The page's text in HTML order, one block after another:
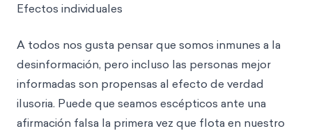
Efectos individuales
A todos nos gusta pensar que somos inmunes a la
desinformación, pero incluso las personas mejor
informadas son propensas al efecto de verdad
ilusoria. Puede que seamos escépticos ante una
afirmación falsa la primera vez que flota en nuestro